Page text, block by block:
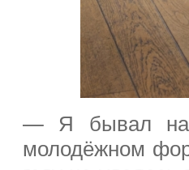
— Я бывал на
молодёжном